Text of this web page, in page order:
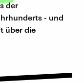
der
- und
über die